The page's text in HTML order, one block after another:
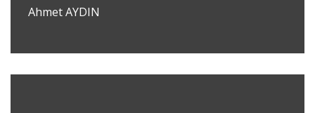
Ahmet AYDIN